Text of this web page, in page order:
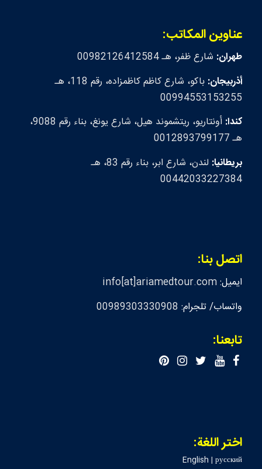
عناوين المكاتب:
طهران: شارع ظفر، هـ 00982126412584
أذربيجان:
باكو، شارع كاظم كاظمزاده، رقم 118، هـ
00994553153255
كندا:
أونتاريو، ريتشموند هيل، شارع يونغ، بناء رقم 9088،
هـ 0012893799177
بريطانيا:
لندن، شارع ابر، بناء رقم 83، هـ
00442033227384
اتصل بنا:
ايميل:info[at]ariamedtour.com
واتساب/ تلجرام: 00989303330908
تابعنا:
اختر اللغة:
English |русский